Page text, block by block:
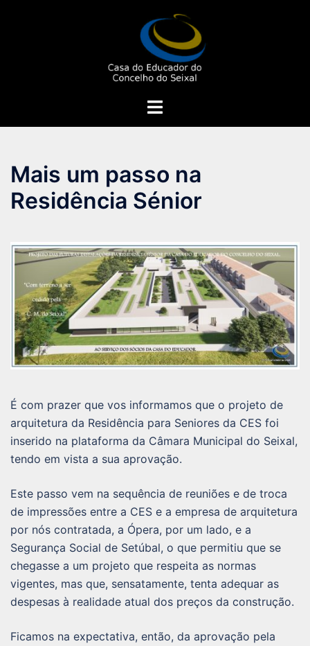
Alternar
Mais um passo na
Residência Sénior
É com prazer que vos informamos que o projeto de
arquitetura da Residência para Seniores da CES foi
inserido na plataforma da Câmara Municipal do Seixal,
tendo em vista a sua aprovação.
Este passo vem na sequência de reuniões e de troca
de impressões entre a CES e a empresa de arquitetura
por nós contratada, a Ópera, por um lado, e a
Segurança Social de Setúbal, o que permitiu que se
chegasse a um projeto que respeita as normas
vigentes, mas que, sensatamente, tenta adequar as
despesas à realidade atual dos preços da construção.
Ficamos na expectativa, então, da aprovação pela